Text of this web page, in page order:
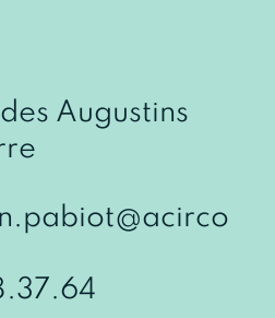
Augustins